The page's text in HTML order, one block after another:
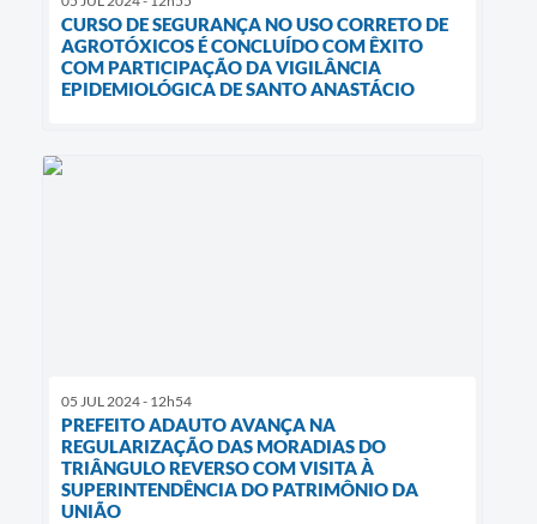
CURSO DE SEGURANÇA NO USO CORRETO DE
AGROTÓXICOS É CONCLUÍDO COM ÊXITO
COM PARTICIPAÇÃO DA VIGILÂNCIA
EPIDEMIOLÓGICA DE SANTO ANASTÁCIO
05 JUL 2024 - 12h54
PREFEITO ADAUTO AVANÇA NA
REGULARIZAÇÃO DAS MORADIAS DO
TRIÂNGULO REVERSO COM VISITA À
SUPERINTENDÊNCIA DO PATRIMÔNIO DA
UNIÃO